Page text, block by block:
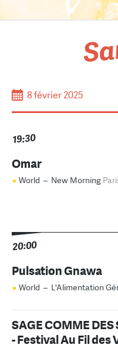
8 février 2025
19:30
Omar
World – New Morning
20:00
Pulsation Gnawa
World – L'Alimentation
SAGE COMME DES
- Festival Au Fil des